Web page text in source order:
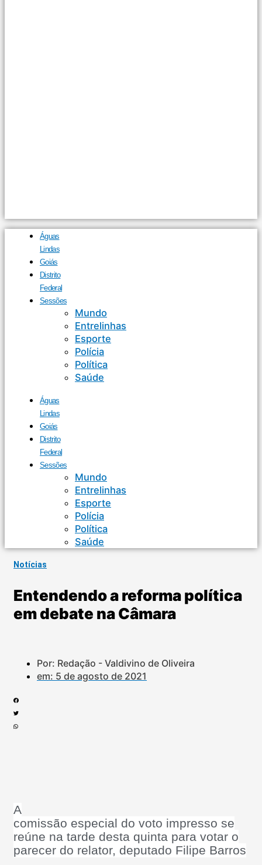
Águas
Lindas
Goiás
Distrito
Federal
Sessões
Mundo
Entrelinhas
Esporte
Polícia
Política
Saúde
Águas
Lindas
Goiás
Distrito
Federal
Sessões
Mundo
Entrelinhas
Esporte
Polícia
Política
Saúde
Notícias
Entendendo a reforma política
em debate na Câmara
Por: Redação - Valdivino de Oliveira
em: 5 de agosto de 2021
A
comissão especial do voto impresso se
reúne na tarde desta quinta para votar o
parecer do relator, deputado Filipe Barros